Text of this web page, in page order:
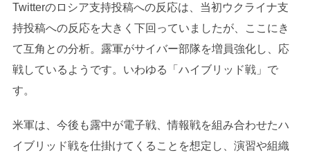
Twitterのロシア支持投稿への反応は、当初ウクライナ支
持投稿への反応を大きく下回っていましたが、ここにき
て互角との分析。露軍がサイバー部隊を増員強化し、応
戦しているようです。いわゆる「ハイブリッド戦」で
す。
米軍は、今後も露中が電子戦、情報戦を組み合わせたハ
イブリッド戦を仕掛けてくることを想定し、演習や組織